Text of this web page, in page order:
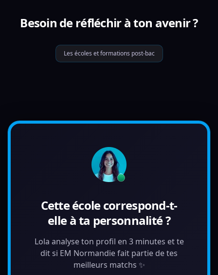
Besoin de réfléchir à ton avenir ?
Les écoles et formations post-bac
Cette école correspond-t-
elle à ta personnalité ?
Lola analyse ton profil en 3 minutes et te
dit si EM Normandie fait partie de tes
meilleurs matchs ✨